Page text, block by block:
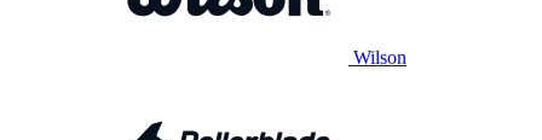
Wilson